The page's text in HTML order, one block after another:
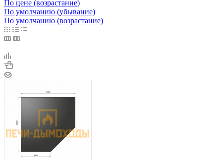
По цене (возрастание)
По умолчанию (убывание)
По умолчанию (возрастание)